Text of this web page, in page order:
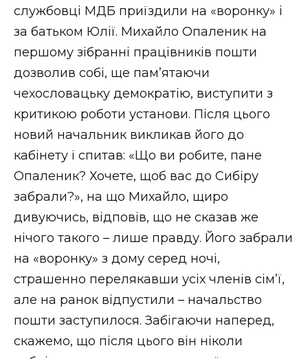
службовці МДБ приїздили на «воронку» і
за батьком Юлії. Михайло Опаленик на
першому зібранні працівників пошти
дозволив собі, ще пам’ятаючи
чехословацьку демократію, виступити з
критикою роботи установи. Після цього
новий начальник викликав його до
кабінету і спитав: «Що ви робите, пане
Опаленик? Хочете, щоб вас до Сибіру
забрали?», на що Михайло, щиро
дивуючись, відповів, що не сказав же
нічого такого – лише правду. Його забрали
на «воронку» з дому серед ночі,
страшенно перелякавши усіх членів сім’ї,
але на ранок відпустили – начальство
пошти заступилося. Забігаючи наперед,
скажемо, що після цього він ніколи